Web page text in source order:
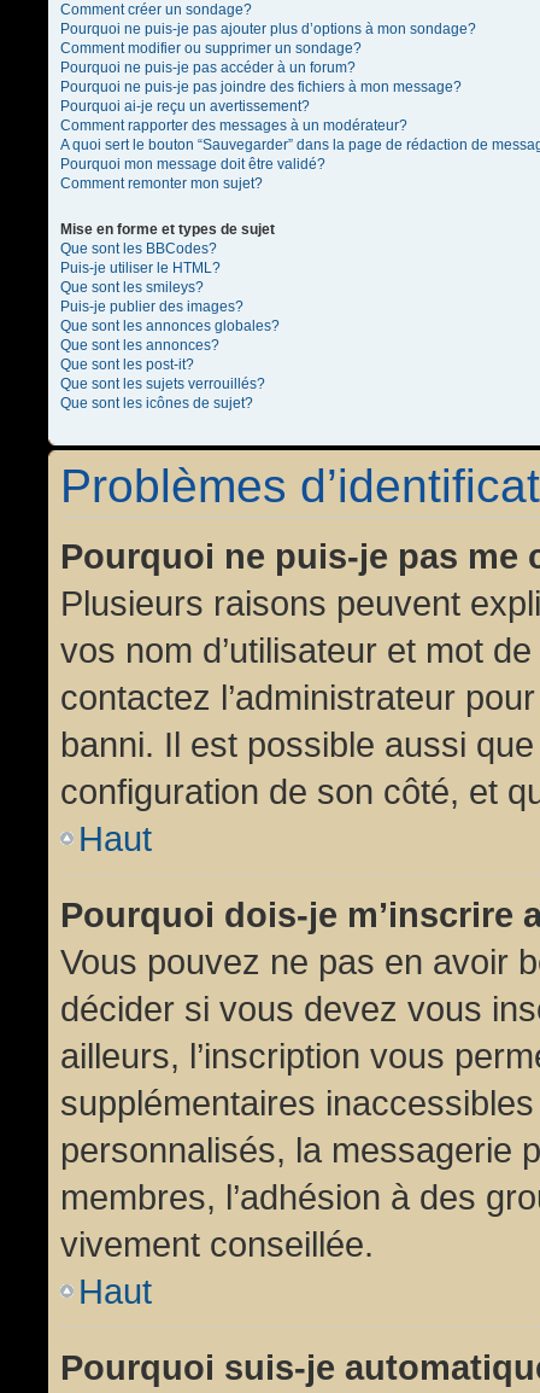
Comment créer un sondage?
Pourquoi ne puis-je pas ajouter plus d’options à mon sondage?
Comment modifier ou supprimer un sondage?
Pourquoi ne puis-je pas accéder à un forum?
Pourquoi ne puis-je pas joindre des fichiers à mon message?
Pourquoi ai-je reçu un avertissement?
Comment rapporter des messages à un modérateur?
A quoi sert le bouton “Sauvegarder” dans la page de rédaction de
Pourquoi mon message doit être validé?
Comment remonter mon sujet?
Mise en forme et types de sujet
Que sont les BBCodes?
Puis-je utiliser le HTML?
Que sont les smileys?
Puis-je publier des images?
Que sont les annonces globales?
Que sont les annonces?
Que sont les post-it?
Que sont les sujets verrouillés?
Que sont les icônes de sujet?
Problèmes
Pourquoi ne puis-je pas me
Plusieurs raisons peuvent
vos nom d’utilisateur et mot
contactez l’administrateur
banni. Il est possible aussi
configuration de son côté, et
Haut
Pourquoi dois-je m’inscrire
Vous pouvez ne pas en avoir
décider si vous devez vous
ailleurs, l’inscription vous
supplémentaires
personnalisés, la messagerie
membres, l’adhésion à des
vivement conseillée.
Haut
Pourquoi suis-je